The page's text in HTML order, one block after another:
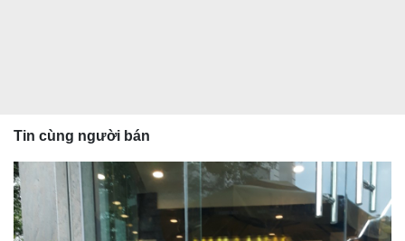
Tin cùng người bán